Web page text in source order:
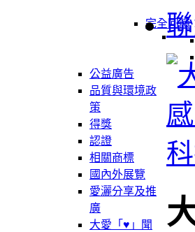
完全回饋
公益廣告
品質與環境政
策
得獎
認證
相關商標
國內外展覽
愛灑分享及推
廣
大愛「♥」聞